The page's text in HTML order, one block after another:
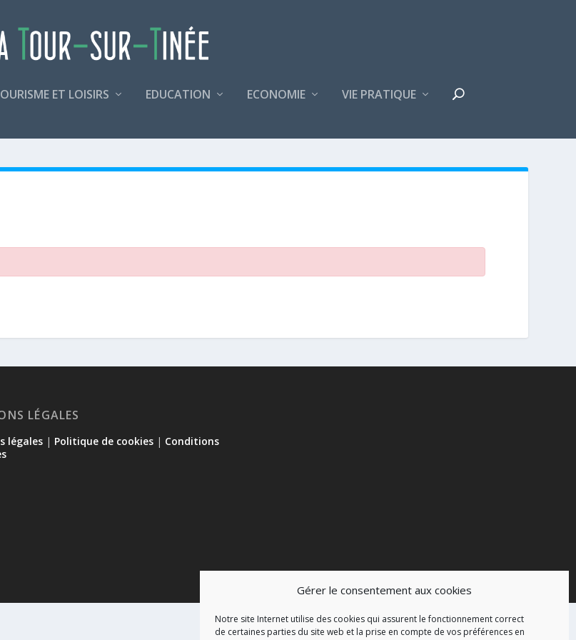
Gérer le consentement aux cookies
Notre site Internet utilise des cookies qui assurent le fonctionnement correct
de certaines parties du site web et la prise en compte de vos préférences en
ET LOISIRS EDUCATION ECONOMIE VIE PRATIQUE
LÉGALES
légales | Politique de cookies | Conditions